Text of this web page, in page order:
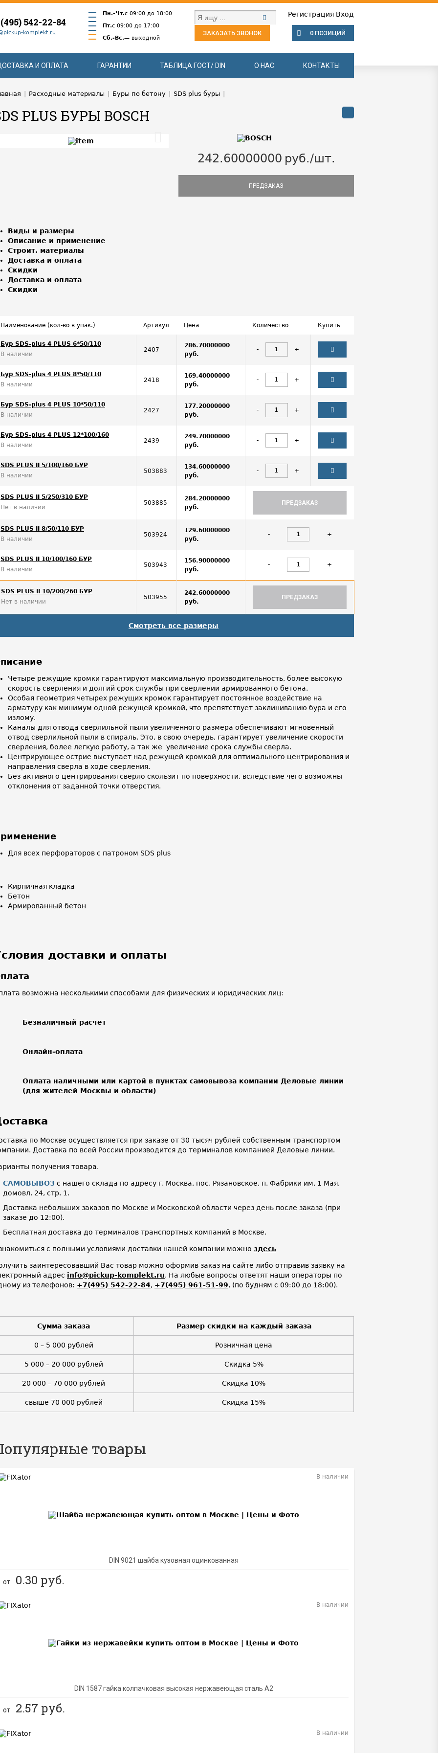
542-22-84
komplekt.ru
Пн.-Чт.с 09:00 до 18:00
Пт.с 09:00 до 17:00
Сб.-Вс.— выходной
Регистрация Вход
ЗАКАЗАТЬ ЗВОНОК 0 ПОЗИЦИЙ
И ОПЛАТА ГАРАНТИИ ТАБЛИЦА ГОСТ/ DIN О НАС КОНТАКТЫ
Расходные материалы Буры по бетону SDS plus буры
PLUS БУРЫ BOSCH
242.60000000 руб./шт.
ПРЕДЗАКАЗ
Виды и размеры
Описание и применение
Строит. материалы
Доставка и оплата
Скидки
Доставка и оплата
Скидки
Наименование (кол-во в упак.) Артикул Цена Количество Купить
Бур SDS-plus 4 PLUS 6*50/110
В наличии
2407
286.70000000
руб.
- +
Бур SDS-plus 4 PLUS 8*50/110
В наличии
2418
169.40000000
руб.
- +
Бур SDS-plus 4 PLUS 10*50/110
В наличии
2427
177.20000000
руб.
- +
Бур SDS-plus 4 PLUS 12*100/160
В наличии
2439
249.70000000
руб.
- +
SDS PLUS II 5/100/160 БУР
В наличии
503883
134.60000000
руб.
- +
SDS PLUS II 5/250/310 БУР
Нет в наличии
503885
284.20000000
руб.
ПРЕДЗАКАЗ
SDS PLUS II 8/50/110 БУР
В наличии
503924
129.60000000
руб.
- +
SDS PLUS II 10/100/160 БУР
В наличии
503943
156.90000000
руб.
- +
SDS PLUS II 10/200/260 БУР
Нет в наличии
503955
242.60000000
руб.
ПРЕДЗАКАЗ
Смотреть все размеры
Четыре режущие кромки гарантируют максимальную производительность, более высокую
скорость сверления и долгий срок службы при сверлении армированного бетона.
Особая геометрия четырех режущих кромок гарантирует постоянное воздействие на
арматуру как минимум одной режущей кромкой, что препятствует заклиниванию бура и его
излому.
Каналы для отвода сверлильной пыли увеличенного размера обеспечивают мгновенный
отвод сверлильной пыли в спираль. Это, в свою очередь, гарантирует увеличение скорости
сверления, более легкую работу, а так же увеличение срока службы сверла.
Центрирующее острие выступает над режущей кромкой для оптимального центрирования и
направления сверла в ходе сверления.
Без активного центрирования сверло скользит по поверхности, вследствие чего возможны
отклонения от заданной точки отверстия.
Для всех перфораторов с патроном SDS plus
Кирпичная кладка
Бетон
Армированный бетон
доставки и оплаты
возможна несколькими способами для физических и юридических лиц:
Безналичный расчет
Онлайн-оплата
Оплата наличными или картой в пунктах самовывоза компании Деловые линии
(для жителей Москвы и области)
по Москве осуществляется при заказе от 30 тысяч рублей собственным транспортом
Доставка по всей России производится до терминалов компанией Деловые линии.
получения товара.
САМОВЫВОЗ с нашего склада по адресу г. Москва, пос. Рязановское, п. Фабрики им. 1 Мая,
домовл. 24, стр. 1.
Доставка небольших заказов по Москве и Московской области через день после заказа (при
заказе до 12:00).
Бесплатная доставка до терминалов транспортных компаний в Москве.
с полными условиями доставки нашей компании можно здесь
заинтересовавший Вас товар можно оформив заказ на сайте либо отправив заявку на
адрес info@pickup-komplekt.ru. На любые вопросы ответят наши операторы по
из телефонов: +7(495) 542-22-84, +7(495) 961-51-99, (по будням с 09:00 до 18:00).
Сумма заказа Размер скидки на каждый заказа
0 – 5 000 рублей Розничная цена
5 000 – 20 000 рублей Скидка 5%
20 000 – 70 000 рублей Скидка 10%
свыше 70 000 рублей Скидка 15%
товары
DIN 9021 шайба кузовная оцинкованная
В наличии
от 0.30 руб.
DIN 1587 гайка колпачковая высокая нержавеющая сталь А2
В наличии
от 2.57 руб.
В наличии